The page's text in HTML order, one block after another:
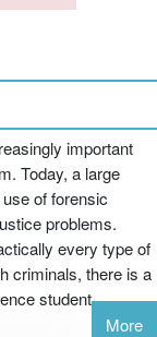
important
Today, a large
of forensic
problems.
every type of
criminals, there is a
student
More